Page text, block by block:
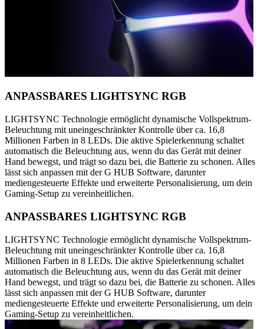
ANPASSBARES LIGHTSYNC RGB
LIGHTSYNC Technologie ermöglicht dynamische Vollspektrum-
Beleuchtung mit uneingeschränkter Kontrolle über ca. 16,8
Millionen Farben in 8 LEDs. Die aktive Spielerkennung schaltet
automatisch die Beleuchtung aus, wenn du das Gerät mit deiner
Hand bewegst, und trägt so dazu bei, die Batterie zu schonen. Alles
lässt sich anpassen mit der G HUB Software, darunter
mediengesteuerte Effekte und erweiterte Personalisierung, um dein
Gaming-Setup zu vereinheitlichen.
ANPASSBARES LIGHTSYNC RGB
LIGHTSYNC Technologie ermöglicht dynamische Vollspektrum-
Beleuchtung mit uneingeschränkter Kontrolle über ca. 16,8
Millionen Farben in 8 LEDs. Die aktive Spielerkennung schaltet
automatisch die Beleuchtung aus, wenn du das Gerät mit deiner
Hand bewegst, und trägt so dazu bei, die Batterie zu schonen. Alles
lässt sich anpassen mit der G HUB Software, darunter
mediengesteuerte Effekte und erweiterte Personalisierung, um dein
Gaming-Setup zu vereinheitlichen.